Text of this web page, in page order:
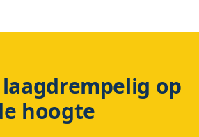
op
hoogte